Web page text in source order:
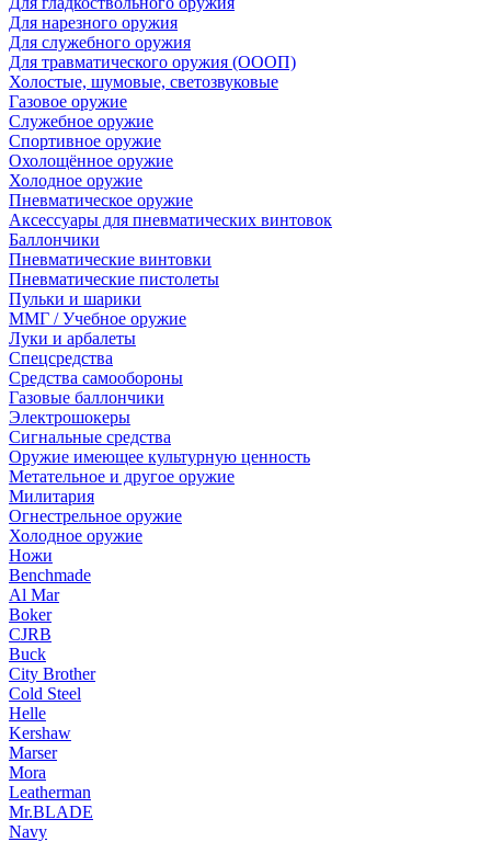
Для нарезного оружия
Для служебного оружия
Для травматического оружия (ОООП)
Холостые, шумовые, светозвуковые
Газовое оружие
Служебное оружие
Спортивное оружие
Охолощённое оружие
Холодное оружие
Пневматическое оружие
Аксессуары для пневматических винтовок
Баллончики
Пневматические винтовки
Пневматические пистолеты
Пульки и шарики
ММГ / Учебное оружие
Луки и арбалеты
Спецсредства
Средства самообороны
Газовые баллончики
Электрошокеры
Сигнальные средства
Оружие имеющее культурную ценность
Метательное и другое оружие
Милитария
Огнестрельное оружие
Холодное оружие
Ножи
Benchmade
Al Mar
Boker
CJRB
Buck
City Brother
Cold Steel
Helle
Kershaw
Marser
Mora
Leatherman
Mr.BLADE
Navy